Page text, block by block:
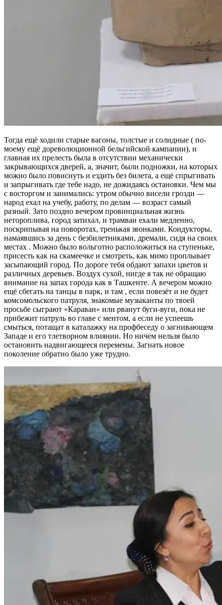
Тогда ещё ходили старые вагоны, толстые и солидные ( по-
моему ещё дореволюционной бельгийской кампании), и
главная их прелесть была в отсутствии механически
закрывающихся дверей, а, значит, были подножки, на которых
можно было повиснуть и ездить без билета, а ещё спрыгивать
и запрыгивать где тебе надо, не дожидаясь остановки. Чем мы
с восторгом и занимались: утром обычно висели грозди —
народ ехал на учебу, работу, по делам — возраст самый
разный. Зато поздно вечером провинциальная жизнь
нетороплива, город затихал, и трамваи ехали медленно,
поскрипывая на поворотах, тренькая звонками. Кондукторы,
намаявшись за день с безбилетниками, дремали, сидя на своих
местах . Можно было вольготно расположиться на ступеньке,
присесть как на скамеечке и смотреть, как мимо проплывает
засыпающий город. По дороге тебя обдают запахи цветов и
различных деревьев. Воздух сухой, нигде я так не обращаю
внимание на запах города как в Ташкенте. А вечером можно
ещё сбегать на танцы в парк, и там , если повезёт и не будет
комсомольского патруля, знакомые музыканты по твоей
просьбе сыграют «Караван» или рванут буги-вуги, пока не
прибежит патруль во главе с ментом, а если не успеешь
смыться, потащат в каталажку на профбеседу о загнивающем
Западе и его тлетворном влиянии. Но ничем нельзя было
остановить надвигающееся перемены. Загнать новое
поколение обратно было уже трудно.